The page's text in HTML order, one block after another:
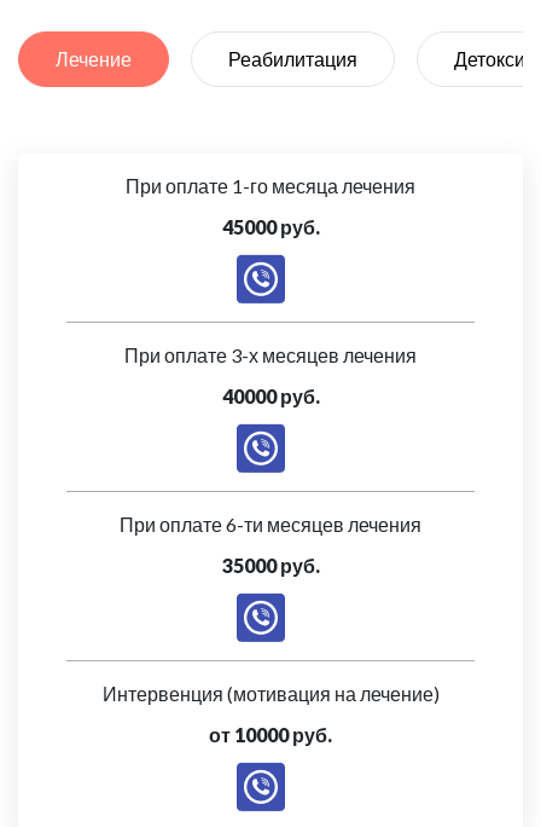
Лечение Реабилитация
При оплате 1-го месяца лечения
45000 руб.
При оплате 3-х месяцев лечения
40000 руб.
При оплате 6-ти месяцев лечения
35000 руб.
Интервенция (мотивация на лечение)
от 10000 руб.